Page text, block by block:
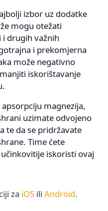
izbor uz dodatke
mogu otežati
drugih važnih
i prekomjerna
može negativno
iskorištavanje
magnezija,
uzimate odvojeno
te da se pridržavate
Time ćete
iskoristi ovaj
za iOS ili Android.